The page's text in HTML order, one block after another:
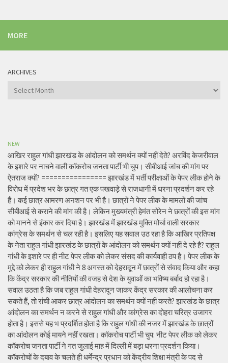
MORE
ARCHIVES
Archives
NEW
आखिर राहुल गांधी झारखंड के आंदोलन को समर्थन क्यों नहीं देते? अरविंद केजरीवाल
के इशारे पर नाचने वाली कॉकरोच जनता पार्टी भी चुप। सीबीआई जांच की मांग पर
ऐतराज क्यों? ================ झारखंड में भर्ती परीक्षाओं के पेपर लीक होने के
विरोध में प्रदेश भर के छात्र गत एक पखवाड़े से राजधानी में धरना प्रदर्शन कर रहे
हैं। कई छात्र आमरण अनशन पर भी है। छात्रों ने पेपर लीक के मामलों की जांच
सीबीआई से कराने की मांग की है। लेकिन मुख्यमंत्री हेमंत सोरेन ने छात्रों की इस मांग
को मानने से इंकार कर दिया है। झारखंड में झारखंड मुक्ति मोर्चा वाली सरकार
कांग्रेस के समर्थन से चल रही है। इसलिए यह सवाल उठ रहा है कि आखिर प्रतिपक्ष
के नेता राहुल गांधी झारखंड के छात्रों के आंदोलन को समर्थन क्यों नहीं दे रहे है? राहुल
गांधी के इशारे पर ही नीट पेपर लीक को लेकर संसद की कार्यवाही ठप है। पेपर लीक के
मुद्दे को लेकर ही राहुल गांधी ने 8 अगस्त को देहरादून में छात्रों से संवाद किया और कहा
कि केंद्र सरकार की नीतियों की वजह से देश के युवाओं का भविष्य बर्बाद हो रहा है।
सवाल उठता है कि जब राहुल गांधी देहरादून जाकर केंद्र सरकार की आलोचना कर
सकते हैं, तो रांची आकर छात्र आंदोलन का समर्थन क्यों नहीं करते? झारखंड के छात्र
आंदोलन का समर्थन न करने से राहुल गांधी और कांग्रेस का दोहरा चरित्र उजागर
होता है। इससे यह भ प्रदर्शित होता है कि राहुल गांधी की नजर में झारखंड के छात्रों
का आंदोलन कोई मायने नहीं रखता। कॉकरोच पार्टी भी चुप: नीट पेपर लीक को लेकर
कॉकरोच जनता पार्टी ने गत जुलाई माह में दिल्ली में बड़ा धरना प्रदर्शन किया।
कॉकरोचों के दबाव के चलते ही धर्मेन्द्र प्रधान को केंद्रीय शिक्षा मंत्री के पद से